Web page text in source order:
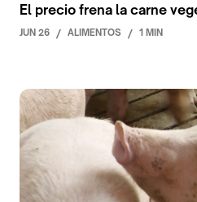
El precio frena la carne
JUN 26 / ALIMENTOS / 1 MIN